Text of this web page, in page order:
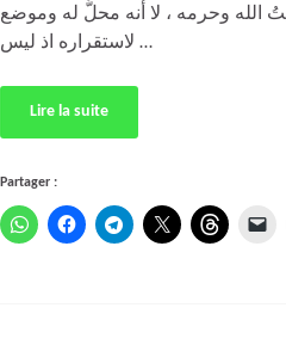
الله وحرمه ، لا أنه محلٌّ له وموضع
لاستقراره اذ ليس …
Lire la suite
Partager :